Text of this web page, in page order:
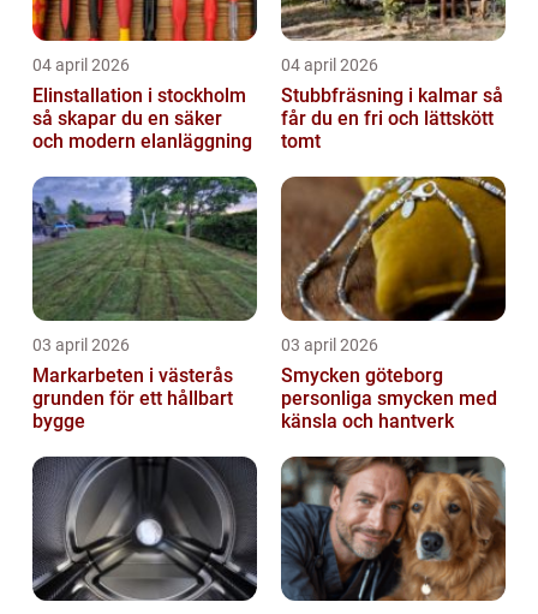
04 april 2026
Elinstallation i stockholm
så skapar du en säker
och modern elanläggning
04 april 2026
Stubbfräsning i kalmar så
får du en fri och lättskött
tomt
03 april 2026
Markarbeten i västerås
grunden för ett hållbart
bygge
03 april 2026
Smycken göteborg
personliga smycken med
känsla och hantverk